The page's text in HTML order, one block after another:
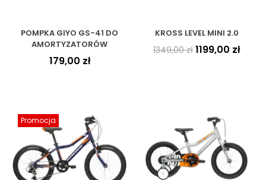
POMPKA GIYO GS-41 DO
AMORTYZATORÓW
179,00 zł
KROSS LEVEL MINI 2.0
1349,00zł 1199,00 zł
Promocja